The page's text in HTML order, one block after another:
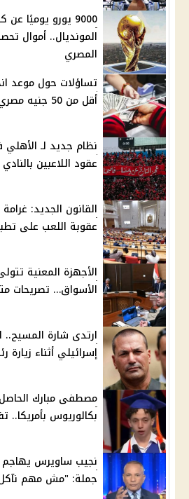
9000 يورو
المونديال.. أموال
المصري
تساؤلات حول موعد
أقل من 50 جنيه مصري
نظام جديد لـ
عقود اللاعبين بالنادي
عقوبة اللعب على
الأجهزة المعنية
الأسواق… تصريحات
ارتدى شارة
إسرائيلي أثناء زيارة
بكالوريوس بأمريكا..
نجيب ساويرس
جملة: "مش مهم